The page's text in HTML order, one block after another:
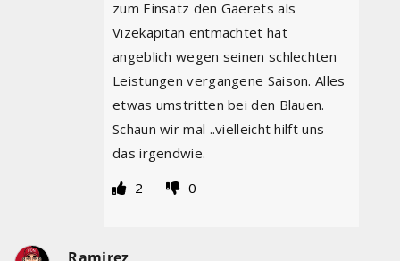
zum Einsatz den Gaerets als
Vizekapitän entmachtet hat
angeblich wegen seinen schlechten
Leistungen vergangene Saison. Alles
etwas umstritten bei den Blauen.
Schaun wir mal ..vielleicht hilft uns
das irgendwie.
2
0